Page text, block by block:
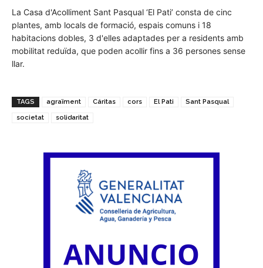
La Casa d'Acolliment Sant Pasqual ‘El Pati’ consta de cinc
plantes, amb locals de formació, espais comuns i 18
habitacions dobles, 3 d'elles adaptades per a residents amb
mobilitat reduïda, que poden acollir fins a 36 persones sense
llar.
TAGS agraïment Cáritas cors El Pati Sant Pasqual
societat solidaritat